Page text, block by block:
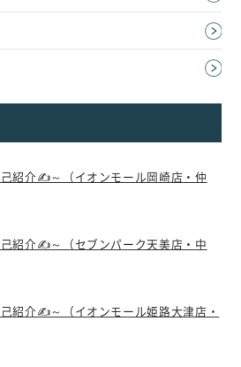
己紹介✍～（イオンモール岡崎店・仲
己紹介✍～（セブンパーク天美店・中
己紹介✍～（イオンモール姫路大津店・